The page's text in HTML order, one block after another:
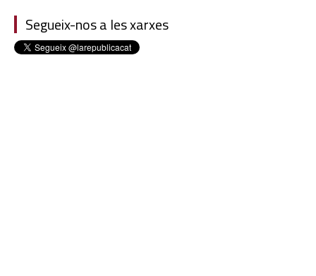
Segueix-nos a les xarxes